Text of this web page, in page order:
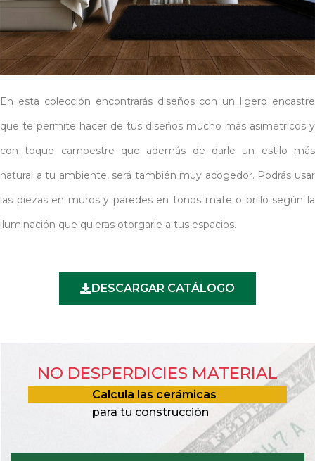
En esta colección encontrarás diseños con un ligero encastre
que te permite hacer de tus diseños mucho más asimétricos y
con toque campestre que además de darle un estilo más
natural a tu ambiente, será también muy acogedor. Podrás usar
las piezas en muros y paredes en tonos mate o brillo según la
iluminación que quieras otorgarle a tus espacios.
DESCARGAR CATÁLOGO
NO DESPERDICIES MATERIAL
Calcula las cerámicas
para tu construcción